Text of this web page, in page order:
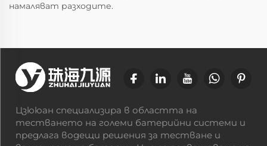
намаляват разходите.
Цзююан специализира в областта на
тестването на големи батерийни системи и
предлага водещи решения за тестване и